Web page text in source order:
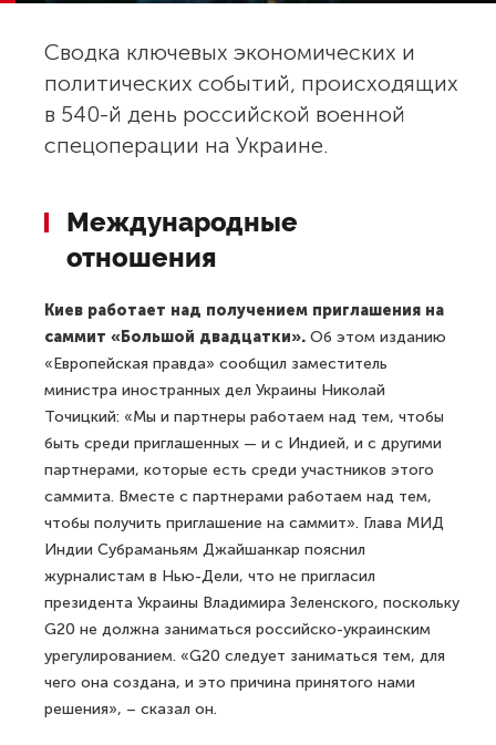
Сводка ключевых экономических и
политических событий, происходящих
в 540-й день российской военной
спецоперации на Украине.
Международные
отношения
Киев работает над получением приглашения на
саммит «Большой двадцатки». Об этом изданию
«Европейская правда» сообщил заместитель
министра иностранных дел Украины Николай
Точицкий: «Мы и партнеры работаем над тем, чтобы
быть среди приглашенных — и с Индией, и с другими
партнерами, которые есть среди участников этого
саммита. Вместе с партнерами работаем над тем,
чтобы получить приглашение на саммит». Глава МИД
Индии Субраманьям Джайшанкар пояснил
журналистам в Нью-Дели, что не пригласил
президента Украины Владимира Зеленского, поскольку
G20 не должна заниматься российско-украинским
урегулированием. «G20 следует заниматься тем, для
чего она создана, и это причина принятого нами
решения», – сказал он.